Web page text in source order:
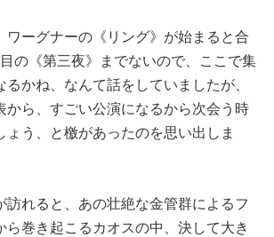
ワーグナーの《リング》が始まると合
の《第三夜》までないので、ここで集
るかね、なんて話をしていましたが、
から、すごい公演になるから次会う時
ょう、と檄があったのを思い出しま
訪れると、あの壮絶な金管群によるフ
ら巻き起こるカオスの中、決して大き